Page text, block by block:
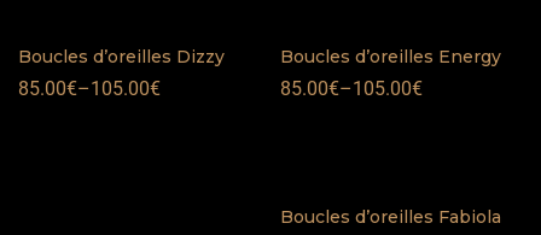
Boucles d’oreilles Dizzy
85.00€–105.00€
Boucles d’oreilles Energy
85.00€–105.00€
Boucles d’oreilles Fabiola